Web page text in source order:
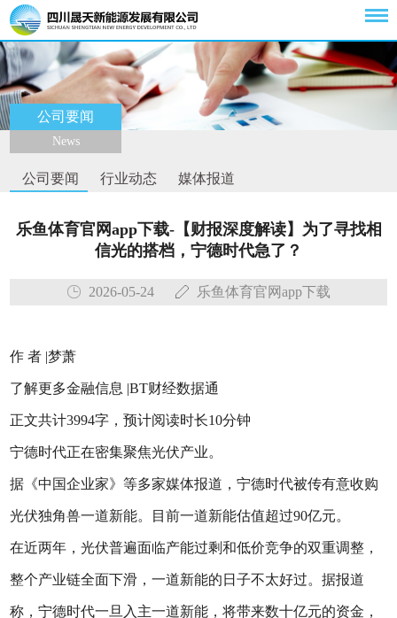
公司要闻
News
公司要闻 行业动态 媒体报道
乐鱼体育官网app下载-【财报深度解读】为了寻找相
信光的搭档，宁德时代急了？
2026-05-24 乐鱼体育官网app下载
作 者 |梦萧
了解更多金融信息 |BT财经数据通
正文共计3994字，预计阅读时长10分钟
宁德时代正在密集聚焦光伏产业。
据《中国企业家》等多家媒体报道，宁德时代被传有意收购
光伏独角兽一道新能。目前一道新能估值超过90亿元。
在近两年，光伏普遍面临产能过剩和低价竞争的双重调整，
整个产业链全面下滑，一道新能的日子不太好过。据报道
称，宁德时代一旦入主一道新能，将带来数十亿元的资金，